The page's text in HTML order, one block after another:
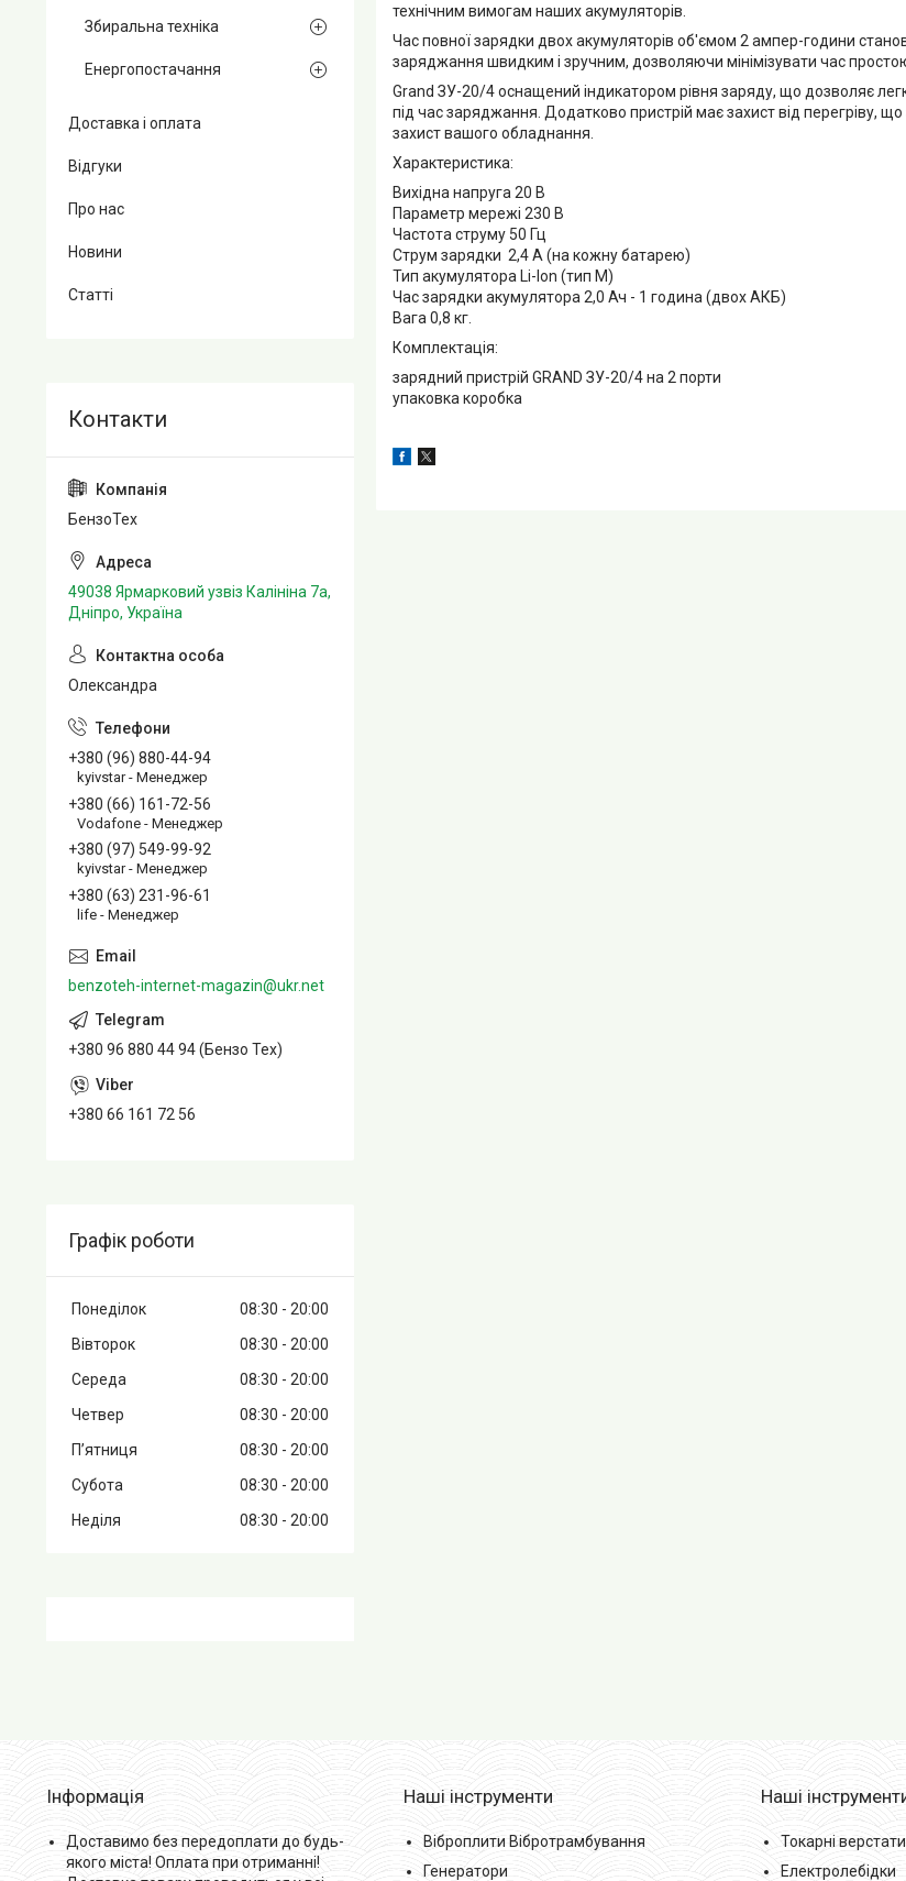
технічним вимогам наших акумуляторів.
Час повної зарядки двох акумуляторів об'ємом 2 ампер-години
заряджання швидким і зручним, дозволяючи мінімізувати час
Grand ЗУ-20/4 оснащений індикатором рівня заряду, що дозволяє
під час заряджання. Додатково пристрій має захист від перегріву, що
захист вашого обладнання.
Характеристика:
Вихідна напруга 20 В
Параметр мережі 230 В
Частота струму 50 Гц
Струм зарядки 2,4 А (на кожну батарею)
Тип акумулятора Li-Ion (тип М)
Час зарядки акумулятора 2,0 Ач - 1 година (двох АКБ)
Вага 0,8 кг.
Комплектація:
зарядний пристрій GRAND ЗУ-20/4 на 2 порти
упаковка коробка
Збиральна техніка
Енергопостачання
Доставка і оплата
Відгуки
Про нас
Новини
Статті
БензоТех
49038 Ярмарковий узвіз Калініна 7а,
Дніпро, Україна
Олександра
+380 (96) 880-44-94
kyivstar - Менеджер
+380 (66) 161-72-56
Vodafone - Менеджер
+380 (97) 549-99-92
kyivstar - Менеджер
+380 (63) 231-96-61
life - Менеджер
benzoteh-internet-magazin@ukr.net
+380 96 880 44 94 (Бензо Тех)
+380 66 161 72 56
Графік роботи
Понеділок 08:30
20:00
Вівторок
08:30
20:00
Середа
08:30
20:00
Четвер
08:30
20:00
Пʼятниця
08:30
20:00
Субота
08:30
20:00
Неділя
08:30 20:00
Інформація
Доставимо без передоплати до будь-
якого міста! Оплата при отриманні!
Наші інструменти
Віброплити Вібротрамбування
Генератори
Наші
Токарні
Електролебідки